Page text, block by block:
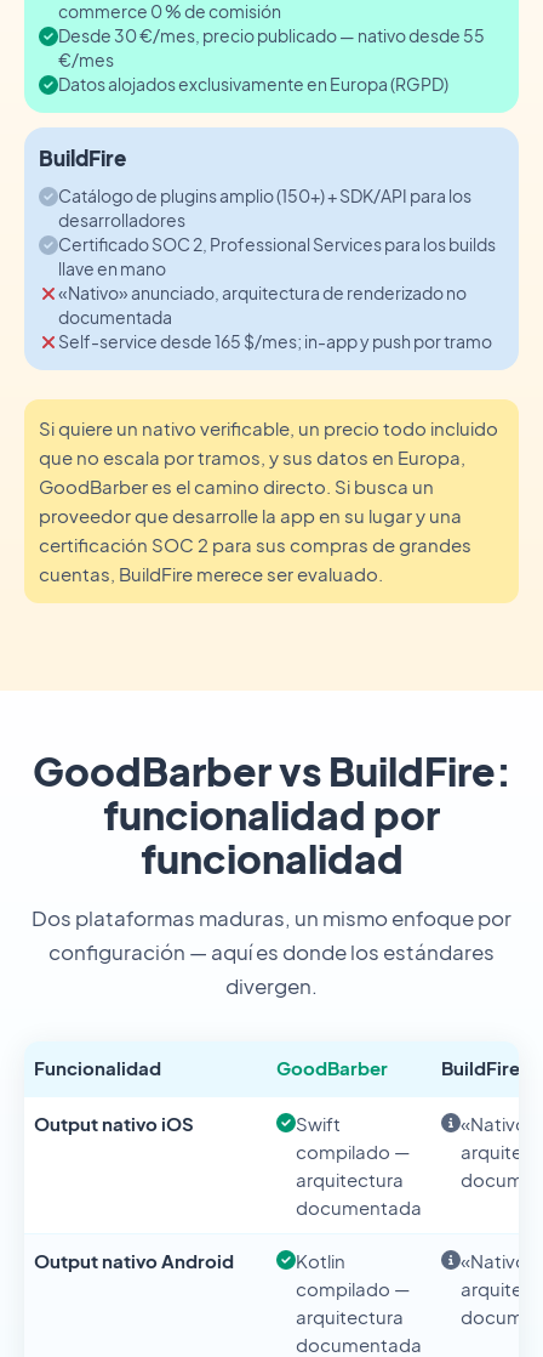
commerce 0 % de comisión
Desde 30 €/mes, precio publicado — nativo desde 55
€/mes
Datos alojados exclusivamente en Europa (RGPD)
BuildFire
Catálogo de plugins amplio (150+) + SDK/API para los
desarrolladores
Certificado SOC 2, Professional Services para los builds
llave en mano
«Nativo» anunciado, arquitectura de renderizado no
documentada
Self-service desde 165 $/mes; in-app y push por tramo
Si quiere un nativo verificable, un precio todo incluido
que no escala por tramos, y sus datos en Europa,
GoodBarber es el camino directo. Si busca un
proveedor que desarrolle la app en su lugar y una
certificación SOC 2 para sus compras de grandes
cuentas, BuildFire merece ser evaluado.
GoodBarber vs BuildFire:
funcionalidad por
funcionalidad
Dos plataformas maduras, un mismo enfoque por
configuración — aquí es donde los estándares
divergen.
Funcionalidad GoodBarber BuildFire
Output nativo iOS
Swift
compilado —
arquitectura
documentada
Output nativo Android
Kotlin
compilado —
arquitectura
documentada